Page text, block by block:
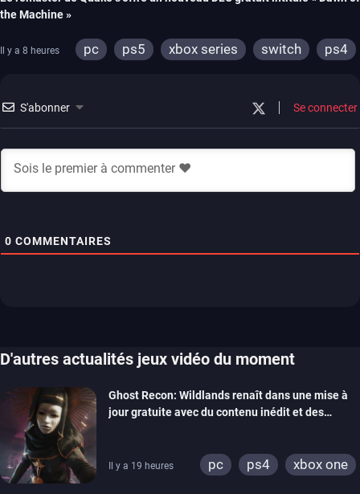
the Machine »
Il y a 8 heures pc ps5 xbox series switch
ps4
S'abonner Se connecter
0 COMMENTAIRES
D'autres actualités jeux vidéo du moment
Ghost Recon: Wildlands renaît dans une mise à
jour gratuite avec du contenu inédit et des
Il y a 19 heures pc ps4 xbox one